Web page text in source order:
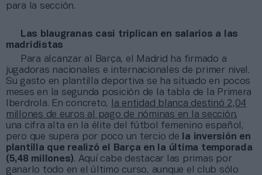
para la sección.
Las blaugranas casi triplican en salarios a las
madridistas
Para alcanzar al Barça, el Madrid ha firmado a
jugadoras nacionales e internacionales de primer nivel.
Su gasto en plantilla deportiva se ha situado en pocos
meses en la segunda posición de la tabla de la Primera
Iberdrola. En concreto,
la entidad blanca destinó 2,04
millones de euros al pago de nóminas en la sección,
una cifra alta en la élite del fútbol femenino español,
pero que supera por poco un tercio de
la inversión en
plantilla que realizó el Barça en la última temporada
(5,48 millones). Aquí cabe destacar las primas por
ganarlo todo en el último curso, aunque el club sólo